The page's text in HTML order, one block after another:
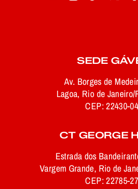
SEDE
Av. Borges de
Lagoa, Rio de
CEP: 22430-
CT GEORGE
Estrada dos
Vargem Grande, Rio de
CEP: 22785-